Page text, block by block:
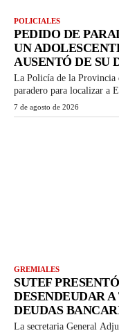
POLICIALES
PEDIDO DE
UN
AUSENTÓ DE SU
La Policía de la Provincia
paradero para localizar a
7 de agosto de 2026
GREMIALES
SUTEF
DESENDEUDAR
DEUDAS
La secretaria General